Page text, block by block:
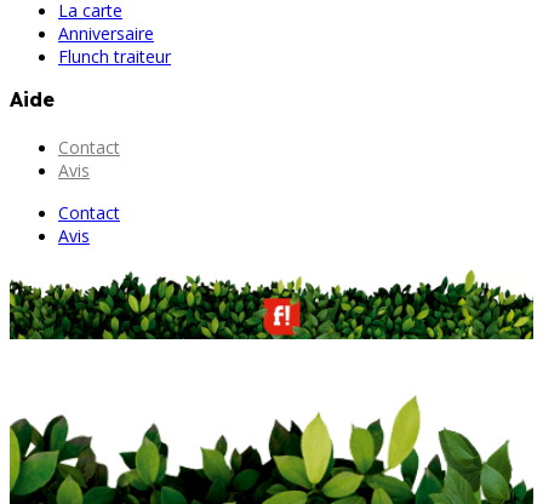
La carte
Anniversaire
Flunch traiteur
Aide
Contact
Avis
Contact
Avis